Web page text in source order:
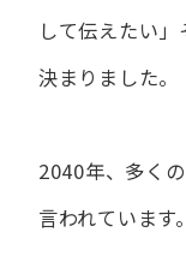
して​伝えたい」
決まりました。
2040年、多く
言われています。